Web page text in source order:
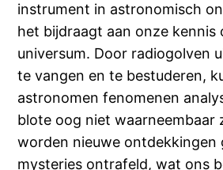
instrument in astronomisch
het bijdraagt aan onze kennis
universum. Door radiogolven
te vangen en te bestuderen,
astronomen fenomenen
blote oog niet waarneembaar
worden nieuwe ontdekkingen
mysteries ontrafeld, wat ons